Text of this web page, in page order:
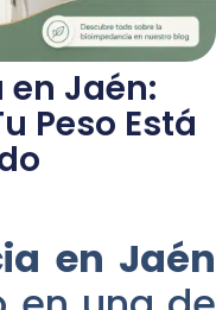
Jaén:
Peso Está
en Jaén